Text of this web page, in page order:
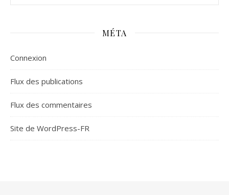
MÉTA
Connexion
Flux des publications
Flux des commentaires
Site de WordPress-FR